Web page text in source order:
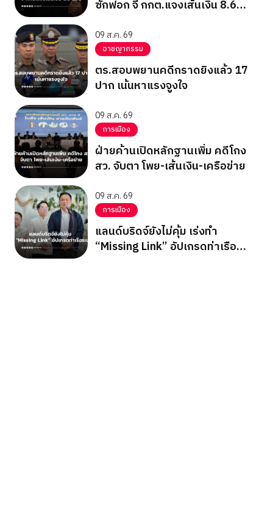
ซักฟอก จี้ กกต.แจงเส้นเงิน 8.6
09 ส.ค. 69
อาชญากรรม
ตร.สอบพยานคดีกราดยิงแล้ว 17
ปาก เน้นหาแรงจูงใจ
09 ส.ค. 69
การเมือง
ฝ่ายค้านเปิดหลักฐานเพิ่ม คดีโกง
สว. จับตา โพย-เส้นเงิน-เครือข่าย
09 ส.ค. 69
การเมือง
แลนด์บริดจ์ยังไม่คุ้ม เร่งทำ
“Missing Link” อัปเกรดท่าเรือ